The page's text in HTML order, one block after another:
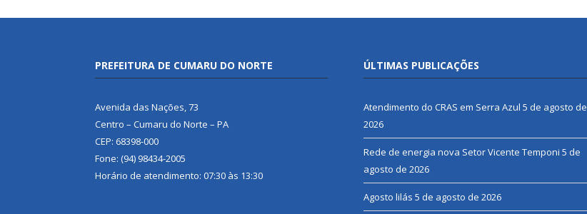
PREFEITURA DE CUMARU DO NORTE
Avenida das Nações, 73
Centro – Cumaru do Norte – PA
CEP: 68398-000
Fone: (94) 98434-2005
Horário de atendimento: 07:30 às 13:30
ÚLTIMAS PUBLICAÇÕES
Atendimento do CRAS em Serra Azul 5 de agosto de
2026
Rede de energia nova Setor Vicente Temponi 5 de
agosto de 2026
Agosto lilás 5 de agosto de 2026